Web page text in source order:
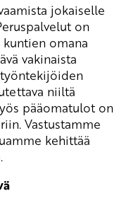
jokaiselle
on
omana
vakinaista
niiltä
pääomatulot on
Vastustamme
kehittää